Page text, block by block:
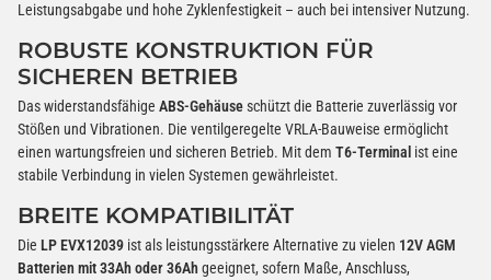
Leistungsabgabe und hohe Zyklenfestigkeit – auch bei intensiver Nutzung.
ROBUSTE KONSTRUKTION FÜR
SICHEREN BETRIEB
Das widerstandsfähige ABS-Gehäuseschützt die Batterie zuverlässig vor
Stößen und Vibrationen. Die ventilgeregelte VRLA-Bauweise ermöglicht
einen wartungsfreien und sicheren Betrieb. Mit dem T6-Terminal ist eine
stabile Verbindung in vielen Systemen gewährleistet.
BREITE KOMPATIBILITÄT
Die LP EVX12039 ist als leistungsstärkere Alternative zu vielen 12V AGM
Batterien mit 33Ah oder 36Ahgeeignet, sofern Maße, Anschluss,